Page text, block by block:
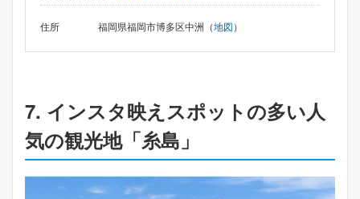
住所 福岡県福岡市博多区中洲（地図）
7. インスタ映えスポットの多い人
気の観光地「糸島」